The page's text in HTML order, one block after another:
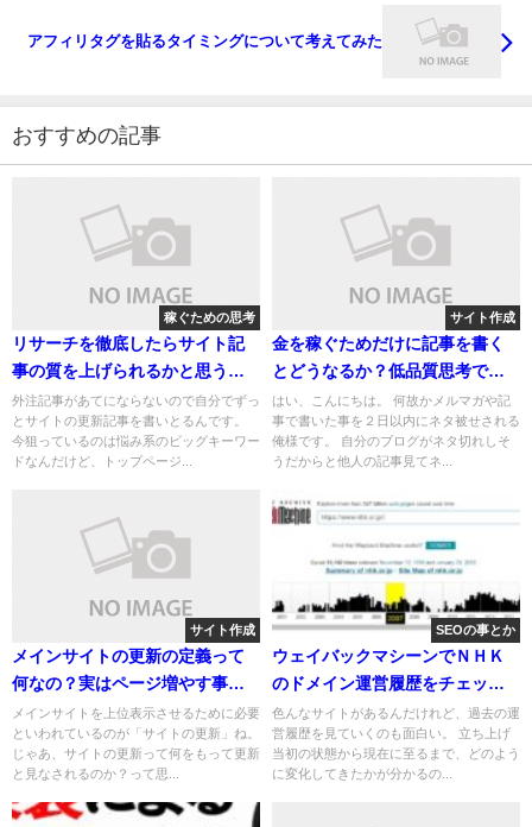
アフィリタグを貼るタイミングについて考えてみた
おすすめの記事
稼ぐための思考
リサーチを徹底したらサイト記
事の質を上げられるかと思うけ
ど
外注記事があてにならないので自分でずっ
とサイトの更新記事を書いとるんです。
今狙っているのは悩み系のビッグキーワー
ドなんだけど、トップページ...
サイト作成
金を稼ぐためだけに記事を書く
とどうなるか？低品質思考でサ
イト下落の巻
はい、こんにちは。 何故かメルマガや記
事で書いた事を２日以内にネタ被せされる
俺様です。 自分のブログがネタ切れしそ
うだからと他人の記事見てネ...
サイト作成
メインサイトの更新の定義って
何なの？実はページ増やす事だ
けじゃない
メインサイトを上位表示させるために必要
といわれているのが「サイトの更新」ね。
じゃあ、サイトの更新って何をもって更新
と見なされるのか？って思...
SEOの事とか
ウェイバックマシーンでＮＨＫ
のドメイン運営履歴をチェッ
ク！生き残り続けるヒント見え
た？みたいな
色んなサイトがあるんだけれど、過去の運
営履歴を見ていくのも面白い。 立ち上げ
当初の状態から現在に至るまで、どのよう
に変化してきたかが分かるの...